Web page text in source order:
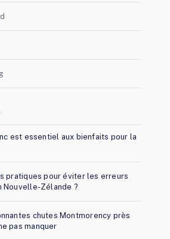
est essentiel aux bienfaits pour la
pratiques pour éviter les erreurs
Nouvelle-Zélande ?
chutes Montmorency près
pas manquer